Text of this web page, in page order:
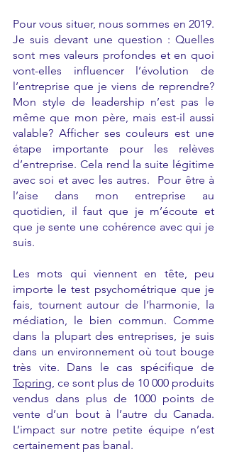
Pour vous situer, nous sommes en 2019.
Je suis devant une question : Quelles
sont mes valeurs profondes et en quoi
vont-elles influencer l’évolution de
l’entreprise que je viens de reprendre?
Mon style de leadership n’est pas le
même que mon père, mais est-il aussi
valable? Afficher ses couleurs est une
étape importante pour les relèves
d’entreprise. Cela rend la suite légitime
avec soi et avec les autres.  Pour être à
l’aise dans mon entreprise au
quotidien, il faut que je m’écoute et
que je sente une cohérence avec qui je
suis.
Les mots qui viennent en tête, peu
importe le test psychométrique que je
fais, tournent autour de l’harmonie, la
médiation, le bien commun. Comme
dans la plupart des entreprises, je suis
dans un environnement où tout bouge
Topring, ce sont plus de 10 000 produits
vendus dans plus de 1000 points de
vente d’un bout à l’autre du Canada.
L’impact sur notre petite équipe n’est
certainement pas banal.